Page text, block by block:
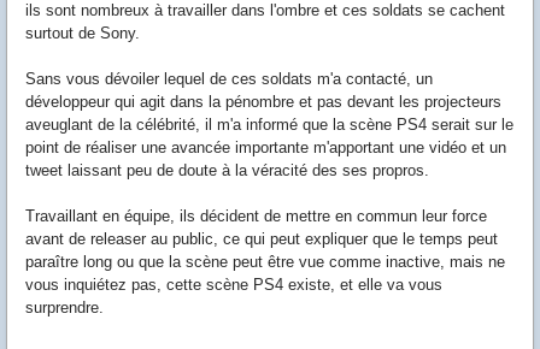
ils sont nombreux à travailler dans l'ombre et ces soldats se cachent
surtout de Sony.
Sans vous dévoiler lequel de ces soldats m'a contacté, un
développeur qui agit dans la pénombre et pas devant les projecteurs
aveuglant de la célébrité, il m'a informé que la scène PS4 serait sur le
point de réaliser une avancée importante m'apportant une vidéo et un
tweet laissant peu de doute à la véracité des ses propros.
Travaillant en équipe, ils décident de mettre en commun leur force
avant de releaser au public, ce qui peut expliquer que le temps peut
paraître long ou que la scène peut être vue comme inactive, mais ne
vous inquiétez pas, cette scène PS4 existe, et elle va vous
surprendre.